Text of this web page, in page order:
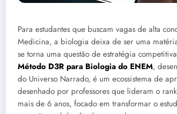
Para estudantes que buscam vagas de alta
Medicina, a biologia deixa de ser uma
se torna uma questão de estratégia
Método D3R para Biologia do ENEM,
do Universo Narrado, é um ecossistema de
desenhado por professores que lideram o
mais de 6 anos, focado em transformar o